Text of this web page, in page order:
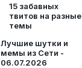
15 забавных
твитов на разные
темы
Лучшие шутки и
мемы из Сети -
06.07.2026